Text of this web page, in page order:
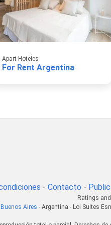
Apart Hoteles
For Rent Argentina
- Contacto -
Ratings
Aires - Argentina - Loi Suites